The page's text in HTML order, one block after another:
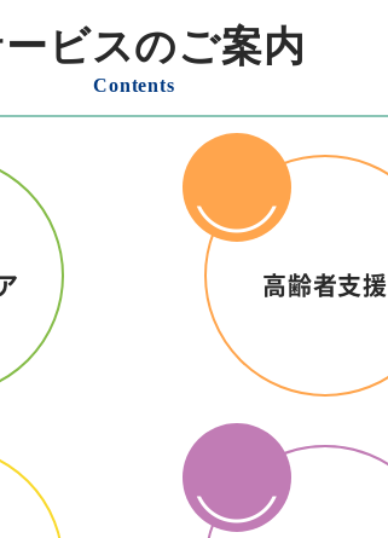
ビスのご案内
Contents
高齢者支援